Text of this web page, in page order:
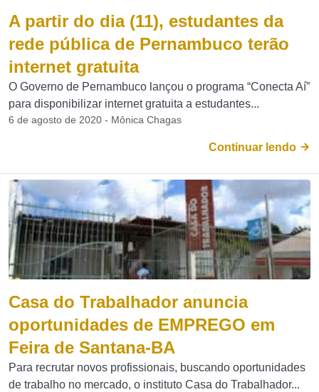
A partir do dia (11), estudantes da
rede pública de Pernambuco terão
internet gratuita
O Governo de Pernambuco lançou o programa “Conecta Aí”
para disponibilizar internet gratuita a estudantes...
6 de agosto de 2020 - Mônica Chagas
Continuar lendo
Casa do Trabalhador anuncia
oportunidades de EMPREGO em
Feira de Santana-BA
Para recrutar novos profissionais, buscando oportunidades
de trabalho no mercado, o instituto Casa do Trabalhador...